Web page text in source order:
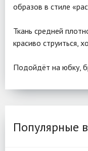
образов в стиле
Ткань средней
красиво струиться,
Подойдёт на юбку,
Популярные